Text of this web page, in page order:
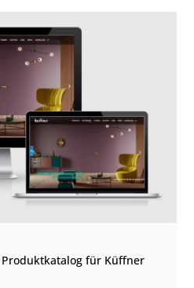
für Küffner